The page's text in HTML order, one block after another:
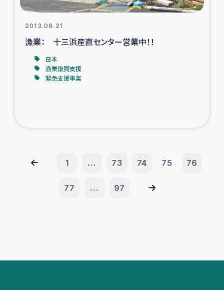
2013.08.21
漁業： 十三浜産直センター営業中！！
日本
漁業復興支援
緊急支援事業
1 ... 73 74 75 76
77 ... 97